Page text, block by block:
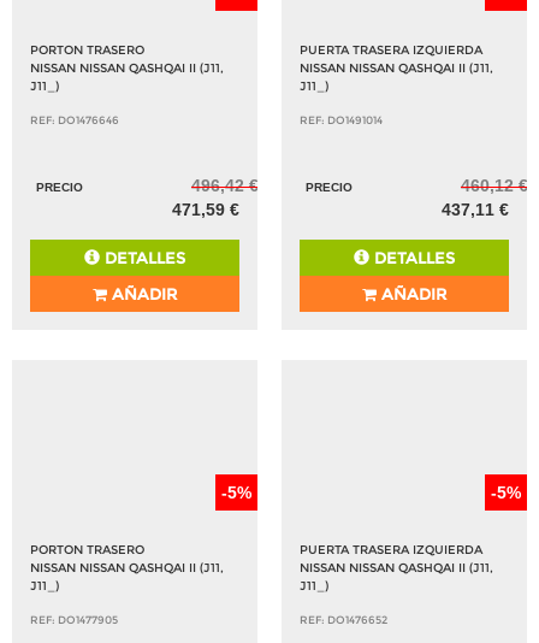
PORTON TRASERO
NISSAN NISSAN QASHQAI II (J11,
J11_)
REF: DO1476646
PRECIO
496,42 €
471,59 €
DETALLES
AÑADIR
PUERTA TRASERA IZQUIERDA
NISSAN NISSAN QASHQAI II (J11,
J11_)
REF: DO1491014
PRECIO
460,12 €
437,11 €
DETALLES
AÑADIR
-5%
PORTON TRASERO
NISSAN NISSAN QASHQAI II (J11,
J11_)
REF: DO1477905
-5%
PUERTA TRASERA IZQUIERDA
NISSAN NISSAN QASHQAI II (J11,
J11_)
REF: DO1476652